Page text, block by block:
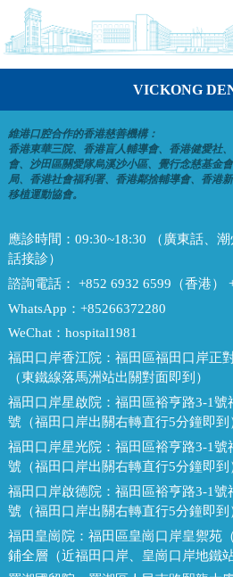
VICKONG
維港口腔合作的香港慈善機構：
香港東華三院、香港盲人輔導會、香港健愛社
會、沙田區關愛隊烏溪沙小區、覺行念慈基金
局、香港社會福利署、香港鄰捨輔導會、香港
移植運動協會。
應診時間： 09:30~18:30 （廣東話、
話接診）
諮詢電話： +852 6932 6599（香港）
WhatsApp： +85266372280
WeChat： hospital1981
福田口岸香江院： 福田區福田口岸正
（東鐵線落馬洲站出關對面即到）
福田口岸星啟院： 福田區裕亨路3-1號
號（福田口岸出關右轉直行5分鐘即到
福田口岸星光院： 福田區裕亨路3-1號
號（福田口岸出關右轉直行5分鐘即到
福田口岸啟德院： 福田區裕亨路3-1號
號（福田口岸出關右轉直行5分鐘即到
福田皇崗院： 福田區皇崗口岸皇禦苑
鋪全層（近福田口岸、皇崗口岸地鐵站